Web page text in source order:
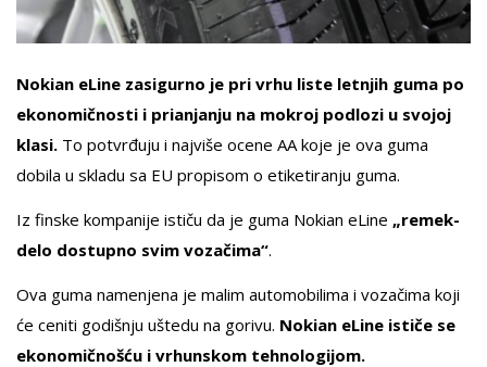
Nokian eLine zasigurno je pri vrhu liste letnjih guma po
ekonomičnosti i prianjanju na mokroj podlozi u svojoj
klasi. To potvrđuju i najviše ocene AA koje je ova guma
dobila u skladu sa EU propisom o etiketiranju guma.
Iz finske kompanije ističu da je guma Nokian eLine „remek-
delo dostupno svim vozačima“.
Ova guma namenjena je malim automobilima i vozačima koji
će ceniti godišnju uštedu na gorivu. Nokian eLine ističe se
ekonomičnošću i vrhunskom tehnologijom.